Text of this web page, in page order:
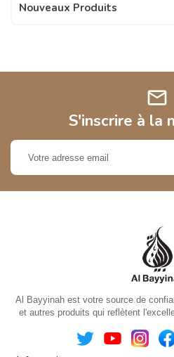
Nouveaux Produits
mail
S'inscrire à la
Al Bayyinah est votre source de
et autres produits qui reflètent